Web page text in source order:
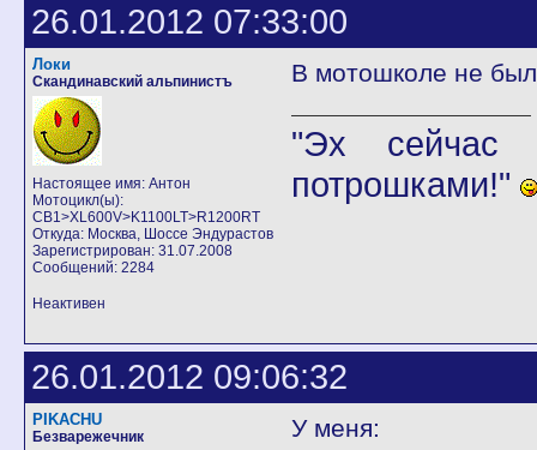
26.01.2012 07:33:00
Локи
Скандинавский альпинистъ
Настоящее имя: Антон
Мотоцикл(ы):
CB1>XL600V>K1100LT>R1200RT
Откуда: Москва, Шоссе Эндурастов
Зарегистрирован: 31.07.2008
Сообщений: 2284
В мотошколе не
"Эх сейчас
потрошками!"
Неактивен
26.01.2012 09:06:32
PIKACHU
Безварежечник
У меня: